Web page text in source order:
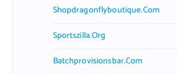
Shopdragonflyboutique.com
Sportszilla.org
Batchprovisionsbar.com